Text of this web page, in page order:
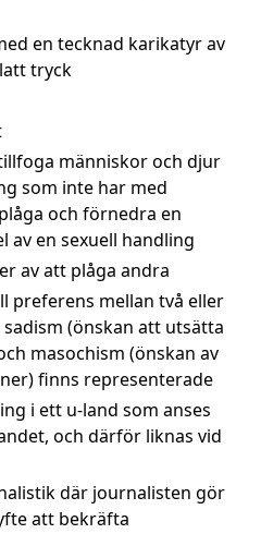
en tecknad karikatyr av
tryck
människor och djur
som inte har med
och förnedra en
av en sexuell handling
av att plåga andra
preferens mellan två eller
(önskan att utsätta
masochism (önskan av
finns representerade
i ett u-land som anses
och därför liknas vid
där journalisten gör
att bekräfta